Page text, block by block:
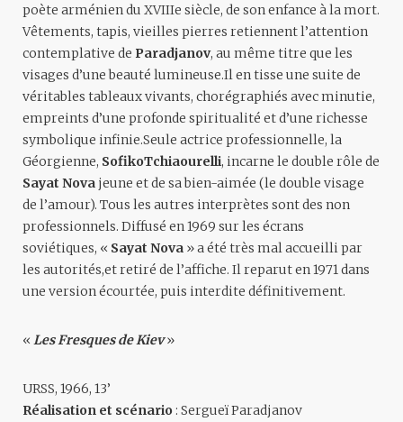
poète arménien du XVIIIe siècle, de son enfance à la mort.
Vêtements, tapis, vieilles pierres retiennent l’attention
contemplative de Paradjanov, au même titre que les
visages d’une beauté lumineuse.Il en tisse une suite de
véritables tableaux vivants, chorégraphiés avec minutie,
empreints d’une profonde spiritualité et d’une richesse
symbolique infinie.Seule actrice professionnelle, la
Géorgienne, SofikoTchiaourelli, incarne le double rôle de
Sayat Nova jeune et de sa bien-aimée (le double visage
de l’amour). Tous les autres interprètes sont des non
professionnels. Diffusé en 1969 sur les écrans
soviétiques, « Sayat Nova » a été très mal accueilli par
les autorités,et retiré de l’affiche. Il reparut en 1971 dans
une version écourtée, puis interdite définitivement.
« Les Fresques de Kiev »
URSS, 1966, 13’
Réalisation et scénario : Sergueï Paradjanov